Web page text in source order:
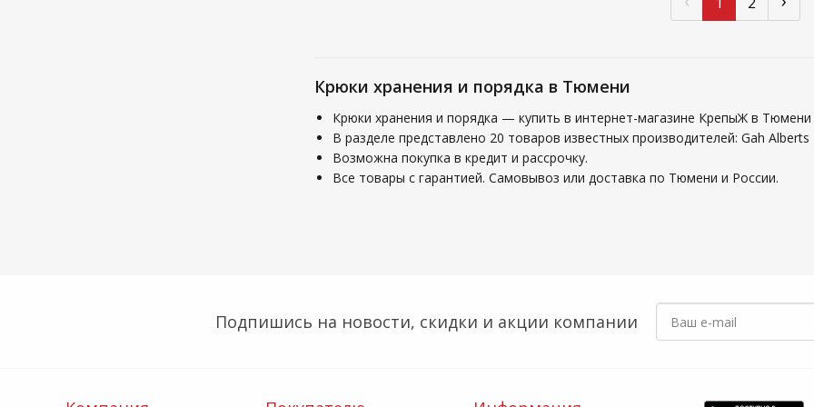
Крюки хранения и порядка в Тюмени
Крюки хранения и порядка — купить в интернет-магазине КрепыЖ в Тюмени
В разделе представлено 20 товаров известных производителей: Gah Alberts
Возможна покупка в кредит и рассрочку.
Все товары с гарантией. Самовывоз или доставка по Тюмени и России.
Подпишись на новости, скидки и акции компании